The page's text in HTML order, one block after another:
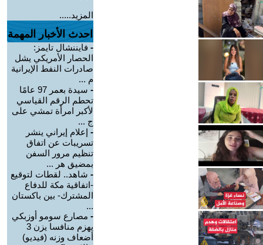
المزيد.....
احدث الأخبار المهمة
- فايننشال تايمز:
الحصار الأمريكي يشل
صادرات النفط الإيرانية
م ...
-
سيدة بعمر 97 عامًا
تحطم الرقم القياسي
لأكبر امرأة تمشي على
ج ...
- إعلام إيراني ينشر
تسريبات عن اتفاق
تنظيم مرور السفن
بمضيق هر ...
- شاهد.. لقطات لتوقيع
-اتفاقية مكة للدفاع
المشترك- بين باكستان
...
- مصارع سومو أوزبكي
يهزم منافسا يزن 3
أضعاف وزنه (فيديو)